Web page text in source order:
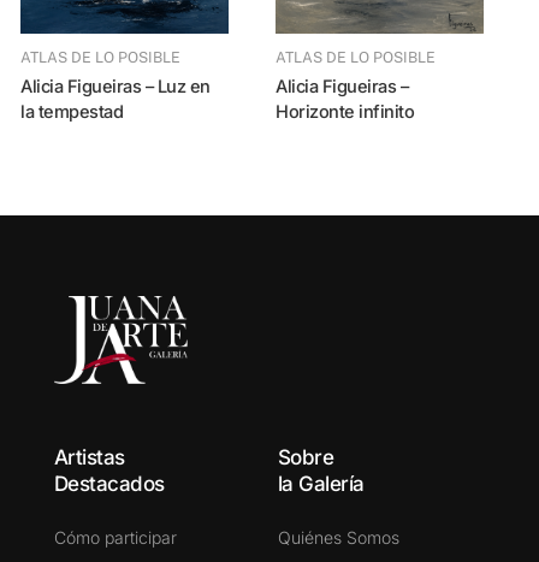
ATLAS DE LO POSIBLE
Alicia Figueiras – Luz en
la tempestad
ATLAS DE LO POSIBLE
Alicia Figueiras –
Horizonte infinito
Artistas
Destacados
Cómo participar
Sobre
la Galería
Quiénes Somos